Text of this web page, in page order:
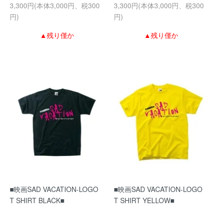
3,300円(本体3,000円、税300
円)
▲残り僅か
3,300円(本体3,000円、税300
円)
▲残り僅か
■映画SAD VACATION-LOGO
T SHIRT BLACK■
■映画SAD VACATION-LOGO
T SHIRT YELLOW■